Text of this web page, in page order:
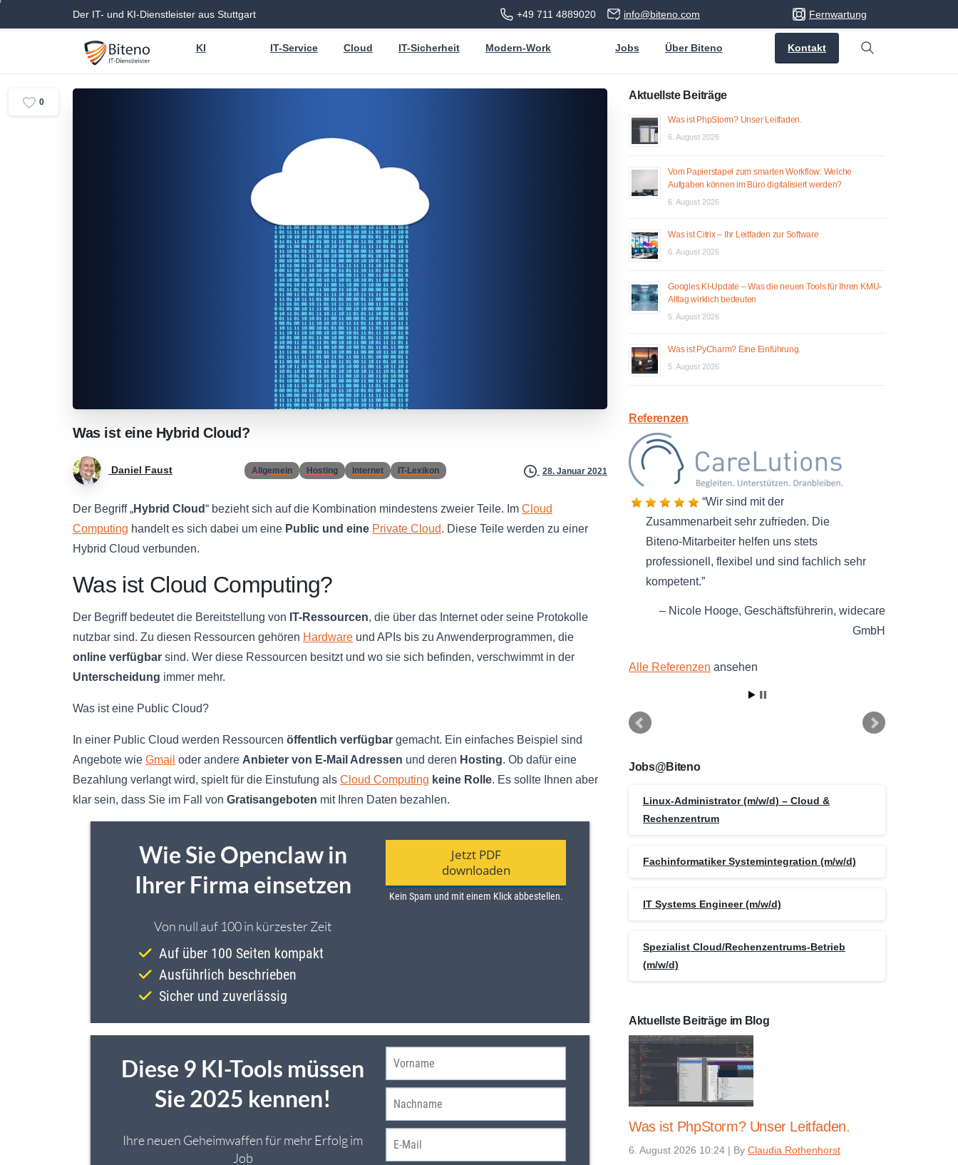
Der IT- und KI-Dienstleister aus Stuttgart +49 711 4889020 info@biteno.com Fernwartung
KI IT-Service Cloud IT-Sicherheit Modern-Work Jobs Über Biteno Kontakt
Search
Was ist eine Hybrid Cloud?
Daniel Faust Allgemein Hosting Internet IT-Lexikon 28. Januar 2021
Der Begriff „Hybrid Cloud“ bezieht sich auf die Kombination mindestens zweier Teile. Im Cloud
Computing handelt es sich dabei um eine Public und eine Private Cloud. Diese Teile werden zu einer
Hybrid Cloud verbunden.
Was ist Cloud Computing?
Der Begriff bedeutet die Bereitstellung von IT-Ressourcen, die über das Internet oder seine Protokolle
nutzbar sind. Zu diesen Ressourcen gehören Hardware und APIs bis zu Anwenderprogrammen, die
online verfügbar sind. Wer diese Ressourcen besitzt und wo sie sich befinden, verschwimmt in der
Unterscheidung immer mehr.
Was ist eine Public Cloud?
In einer Public Cloud werden Ressourcen öffentlich verfügbar gemacht. Ein einfaches Beispiel sind
Angebote wie Gmail oder andere Anbieter von E-Mail Adressen und deren Hosting. Ob dafür eine
Bezahlung verlangt wird, spielt für die Einstufung als Cloud Computing keine Rolle. Es sollte Ihnen aber
klar sein, dass Sie im Fall von Gratisangeboten mit Ihren Daten bezahlen.
0
Aktuellste Beiträge
Was ist PhpStorm? Unser Leitfaden.
6. August 2026
Vom Papierstapel zum smarten Workflow: Welche
Aufgaben können im Büro digitalisiert werden?
6. August 2026
Was ist Citrix – Ihr Leitfaden zur Software
6. August 2026
Googles KI-Update – Was die neuen Tools für Ihren KMU-
Alltag wirklich bedeuten
5. August 2026
Was ist PyCharm? Eine Einführung.
5. August 2026
Referenzen
Wir sind mit der
Zusammenarbeit sehr zufrieden. Die
Biteno-Mitarbeiter helfen uns stets
professionell, flexibel und sind fachlich sehr
kompetent.
Nicole Hooge Geschäftsführerin widecare
GmbH
Alle Referenzen ansehen
Jobs@Biteno
Linux-Administrator (m/w/d) – Cloud &
Rechenzentrum
Fachinformatiker Systemintegration (m/w/d)
IT Systems Engineer (m/w/d)
Spezialist Cloud/Rechenzentrums-Betrieb
(m/w/d)
Aktuellste Beiträge im Blog
Was ist PhpStorm? Unser Leitfaden.
6. August 2026 10:24 | By Claudia Rothenhorst